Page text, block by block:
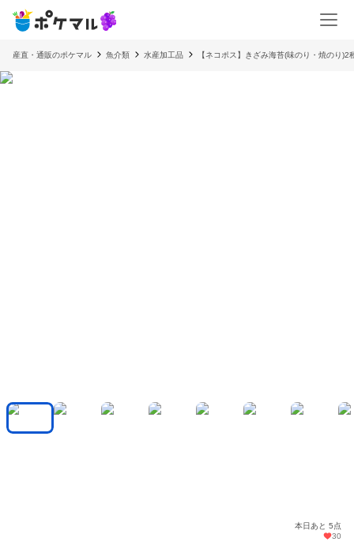
産直・通販のポケマル 魚介類 水産加工品 【ネコポス】きざみ海苔(味のり・焼のり)2
本日あと 5点
30